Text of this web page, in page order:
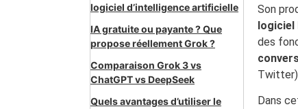
logiciel d’intelligence artificielle
IA gratuite ou payante ? Que
propose réellement Grok ?
Comparaison Grok 3 vs
ChatGPT vs DeepSeek
Quels avantages d’utiliser le
Son
logiciel
des
Dans